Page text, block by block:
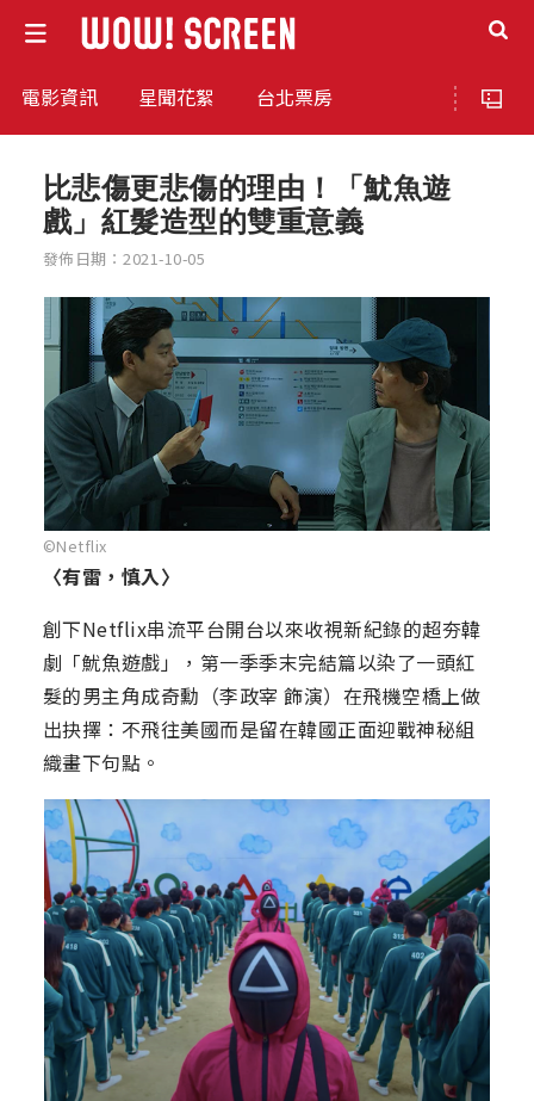
電影資訊 星聞花絮 台北票房
比悲傷更悲傷的理由！「魷魚遊
戲」紅髮造型的雙重意義
發佈日期：2021-10-05
©Netflix
〈有雷，慎入〉
創下Netflix串流平台開台以來收視新紀錄的超夯韓
劇「魷魚遊戲」，第一季季末完結篇以染了一頭紅
髮的男主角成奇勳（李政宰 飾演）在飛機空橋上做
出抉擇：不飛往美國而是留在韓國正面迎戰神秘組
織畫下句點。